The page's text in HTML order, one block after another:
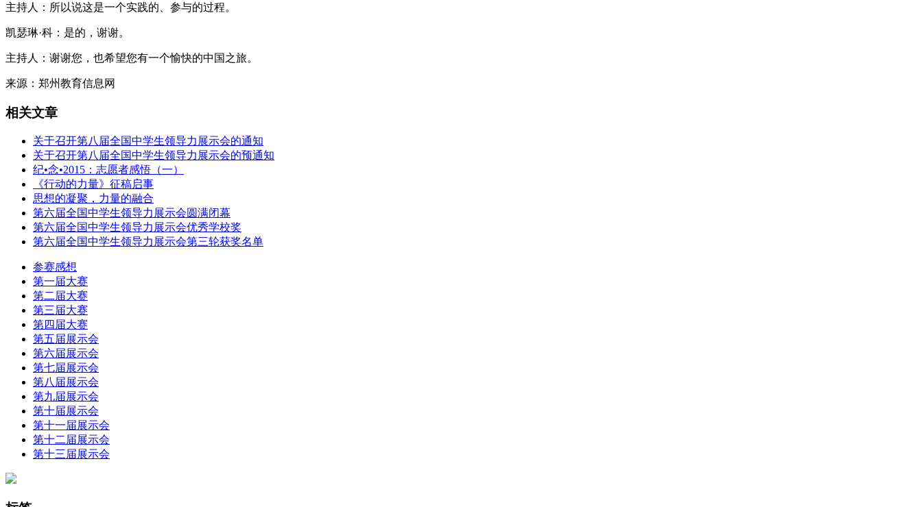
主持人：所以说这是一个实践的、参与的过程。
凯瑟琳·科：是的，谢谢。
主持人：谢谢您，也希望您有一个愉快的中国之旅。
来源：郑州教育信息网
相关文章
关于召开第八届全国中学生领导力展示会的通知
关于召开第八届全国中学生领导力展示会的预通知
纪•念•2015：志愿者感悟（一）
《行动的力量》征稿启事
思想的凝聚，力量的融合
第六届全国中学生领导力展示会圆满闭幕
第六届全国中学生领导力展示会优秀学校奖
第六届全国中学生领导力展示会第三轮获奖名单
参赛感想
第一届大赛
第二届大赛
第三届大赛
第四届大赛
第五届展示会
第六届展示会
第七届展示会
第八届展示会
第九届展示会
第十届展示会
第十一届展示会
第十二届展示会
第十三届展示会